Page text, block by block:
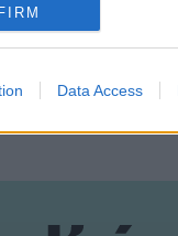
Google to enable
Google to enable
Data Access
IRODA EGYESÜLET
MEGOSZTÁS